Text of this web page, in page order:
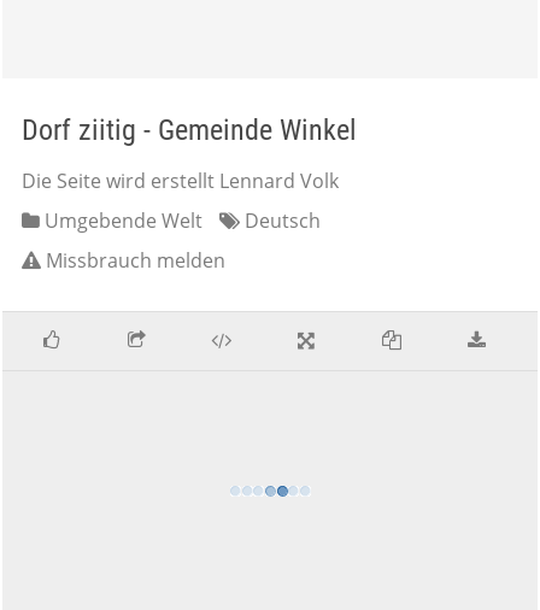
Dorf ziitig - Gemeinde Winkel
Die Seite wird erstellt Lennard Volk
Umgebende Welt
Deutsch
Missbrauch melden